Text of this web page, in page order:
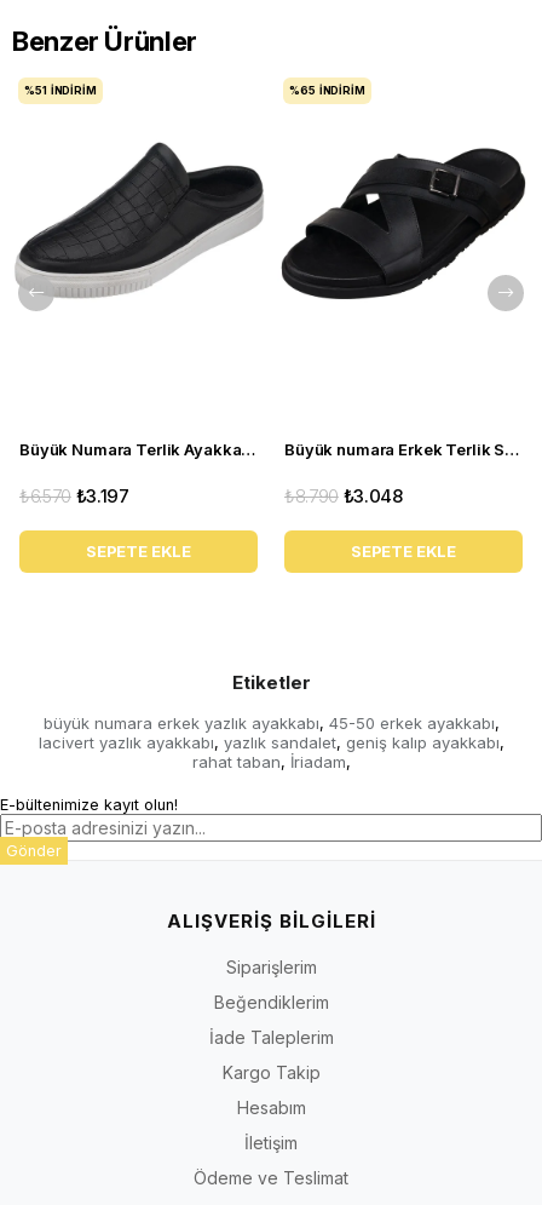
Benzer Ürünler
Büyük Numara Terlik Ayakkabı - CEM-01 Siyah
₺3.197
₺6.570
SEPETE EKLE
%51 İNDIRIM
Büyük numara Erkek Terlik Sandalet - PASA107 Siyah
₺3.048
₺8.790
SEPETE EKLE
%65 İNDIRIM
Etiketler
büyük numara erkek yazlık ayakkabı, 45-50 erkek ayakkabı,
lacivert yazlık ayakkabı, yazlık sandalet, geniş kalıp ayakkabı,
rahat taban, İriadam,
E-bültenimize kayıt olun!
Gönder
ALIŞVERİŞ BİLGİLERİ
Siparişlerim
Beğendiklerim
İade Taleplerim
Kargo Takip
Hesabım
İletişim
Ödeme ve Teslimat